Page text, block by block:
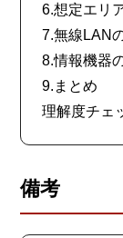
6.想定エリ
7.無線LAN
8.情報機器
9.まとめ
理解度チェ
備考